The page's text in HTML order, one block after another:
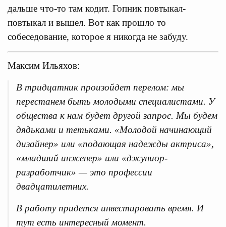
дальше что-то там кодит. Гопник повтыкал-
повтыкал и вышел. Вот как прошло то
собеседование, которое я никогда не забуду.
Максим Ильяхов:
В тридцатник произойдет перелом: мы
перестанем быть молодыми специалистами. У
общества к нам будет другой запрос. Мы будем
дядьками и тетьками. «Молодой начинающий
дизайнер» или «подающая надежды актриса»,
«младший инженер» или «джуниор-
разработчик» — это профессии
двадцатилетних.
В работу придется инвестировать время. И
тут есть интересный момент.